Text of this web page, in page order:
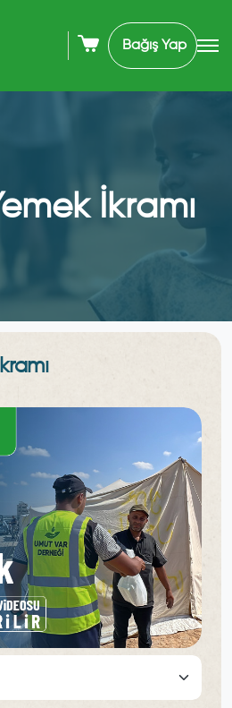
Bağış Yap
İkramı